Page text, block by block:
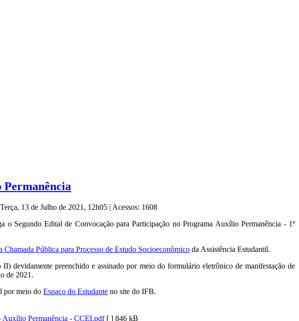
13 de Julho de 2021, 12h05 | Acessos: 1608
Segundo Edital de Convocação para Participação no Programa Auxílio Permanência - 1º
Chamada Pública para Processo de Estudo Socioeconômico da Assistência Estudantil.
devidamente preenchido e assinado por meio do formulário eletrônico de manifestação de
de 2021.
por meio do Espaço do Estudante no site do IFB.
Auxílio Permanência - CCEI.pdf [ ] 846 kB